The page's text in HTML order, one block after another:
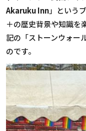
Akaruku Inn」という
＋の歴史背景や知識を
記の「ストーンウォー
のです。